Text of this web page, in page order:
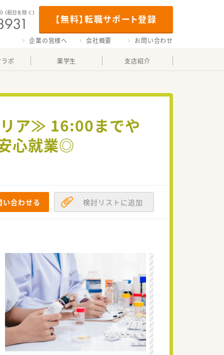
【無料】転職サポート登録
（祝日を除く）
企業の皆様へ 会社概要 お問い合わせ
ボ 薬学生 支店紹介
リア≫ 16:00までや
心就業◎
い合わせる 検討リストに追加